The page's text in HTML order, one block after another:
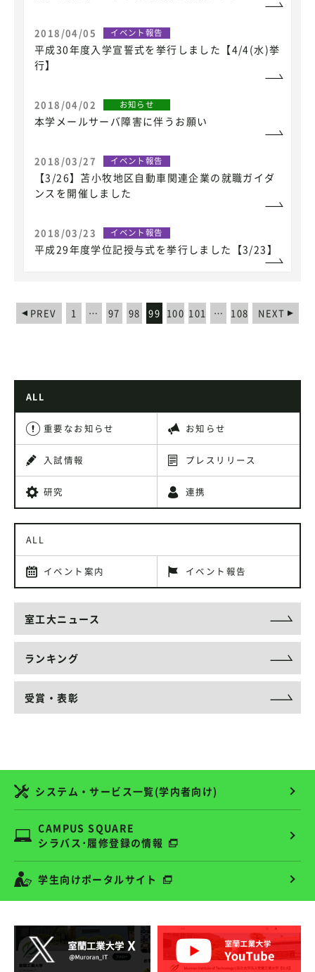
2018/04/05 イベント報告
平成30年度入学宣誓式を挙行しました【4/4(水)挙
行】
2018/04/02 お知らせ
本学メールサーバ障害に伴うお願い
2018/03/27 イベント報告
【3/26】苫小牧地区自動車関連企業の就職ガイダ
ンスを開催しました
2018/03/23 イベント報告
平成29年度学位記授与式を挙行しました【3/23】
PREV 1 … 97 98 99 100 101 … 108 NEXT
ALL
重要なお知らせ お知らせ
入試情報 プレスリリース
研究 連携
ALL
イベント案内 イベント報告
室工大ニュース
ランキング
受賞・表彰
システム・サービス一覧(学内者向け)
CAMPUS SQUARE
シラバス･履修登録の情報
学生向けポータルサイト